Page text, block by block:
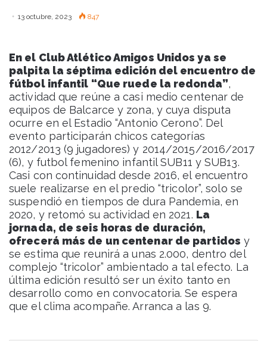
13 octubre, 2023 847
En el Club Atlético Amigos Unidos ya se
palpita la séptima edición del encuentro de
fútbol infantil “Que ruede la redonda”,
actividad que reúne a casi medio centenar de
equipos de Balcarce y zona, y cuya disputa
ocurre en el Estadio “Antonio Cerono”. Del
evento participarán chicos categorías
2012/2013 (9 jugadores) y 2014/2015/2016/2017
(6), y futbol femenino infantil SUB11 y SUB13.
Casi con continuidad desde 2016, el encuentro
suele realizarse en el predio “tricolor”, solo se
suspendió en tiempos de dura Pandemia, en
2020, y retomó su actividad en 2021. La
jornada, de seis horas de duración,
ofrecerá más de un centenar de partidos y
se estima que reunirá a unas 2.000, dentro del
complejo “tricolor” ambientado a tal efecto. La
última edición resultó ser un éxito tanto en
desarrollo como en convocatoria. Se espera
que el clima acompañe. Arranca a las 9.